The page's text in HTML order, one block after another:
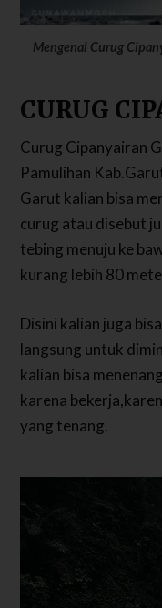
Mengenal Curug
CURUG
Curug Cipanyairan
Pamulihan
Garut kalian bisa
curug atau disebut
tebing menuju ke
kurang lebih 80
Disini kalian juga
langsung untuk
kalian bisa
karena
yang tenang.